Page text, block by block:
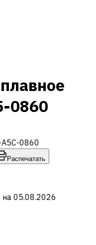
0860
0860
Распечатать
на 05.08.2026